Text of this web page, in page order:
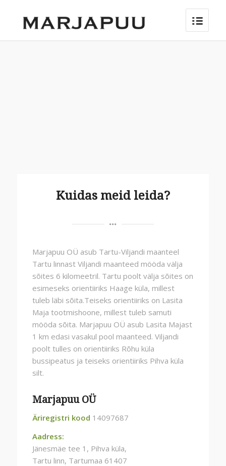
Kuidas meid leida?
Marjapuu OÜ asub Tartu-Viljandi maanteel
Tartu linnast Viljandi maanteed mööda välja
sõites 6 kilomeetril. Tartu poolt välja sõites on
esimeseks orientiiriks Haage küla, millest
tuleb läbi sõita.Teiseks orientiiriks on Lasita
Maja tootmishoone, millest tuleb samuti
mööda sõita. Marjapuu OÜ asub Lasita Majast
1 km edasi vasakul pool maanteed. Viljandi
poolt tulles on orientiiriks Rõhu küla
bussipeatus ja teiseks orientiiriks Pihva küla
silt.
Marjapuu OÜ
Äriregistri kood 14097687
Aadress:
Jänesmäe tee 1, Pihva küla,
Tartu linn, Tartumaa 61407